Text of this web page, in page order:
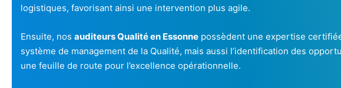
logistiques, favorisant ainsi une intervention plus agile.
Ensuite, nos auditeurs Qualité en Essonne possèdent une expertise
système de management de la Qualité, mais aussi l’identification des
une feuille de route pour l’excellence opérationnelle.